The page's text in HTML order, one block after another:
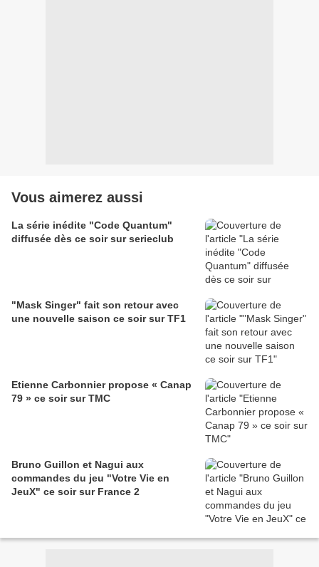
Vous aimerez aussi
La série inédite "Code Quantum"
diffusée dès ce soir sur serieclub
"Mask Singer" fait son retour avec
une nouvelle saison ce soir sur TF1
Etienne Carbonnier propose « Canap
79 » ce soir sur TMC
Bruno Guillon et Nagui aux
commandes du jeu "Votre Vie en
JeuX" ce soir sur France 2